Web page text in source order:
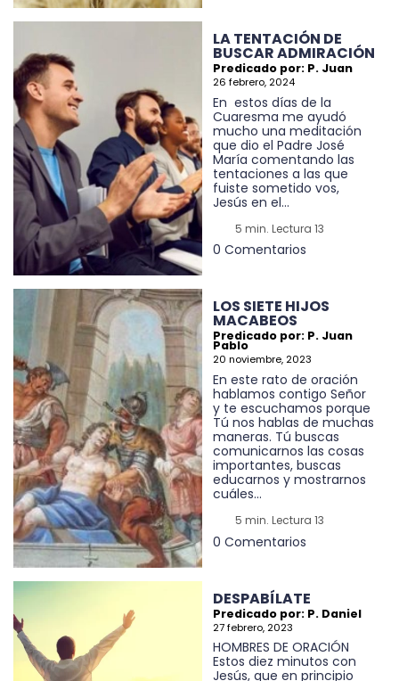
LA TENTACIÓN DE
BUSCAR ADMIRACIÓN
Predicado por: P. Juan
26 febrero, 2024
En estos días de la
Cuaresma me ayudó
mucho una meditación
que dio el Padre José
María comentando las
tentaciones a las que
fuiste sometido vos,
Jesús en el...
5 min. Lectura 13
0 Comentarios
LOS SIETE HIJOS
MACABEOS
Predicado por: P. Juan
Pablo
20 noviembre, 2023
En este rato de oración
hablamos contigo Señor
y te escuchamos porque
Tú nos hablas de muchas
maneras. Tú buscas
comunicarnos las cosas
importantes, buscas
educarnos y mostrarnos
cuáles...
5 min. Lectura 13
0 Comentarios
DESPABÍLATE
Predicado por: P. Daniel
27 febrero, 2023
HOMBRES DE ORACIÓN
Estos diez minutos con
Jesús, que en principio